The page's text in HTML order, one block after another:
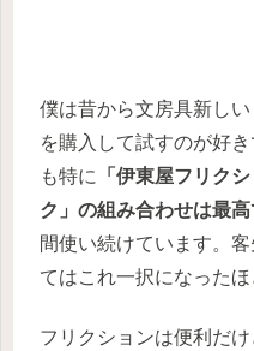
僕は昔から文房具新し
を購入して試すのが好
も特に
「伊東屋フリク
ク」の組み合わせは最高
間使い続けています。
てはこれ一択になったほ
フリクションは便利だ